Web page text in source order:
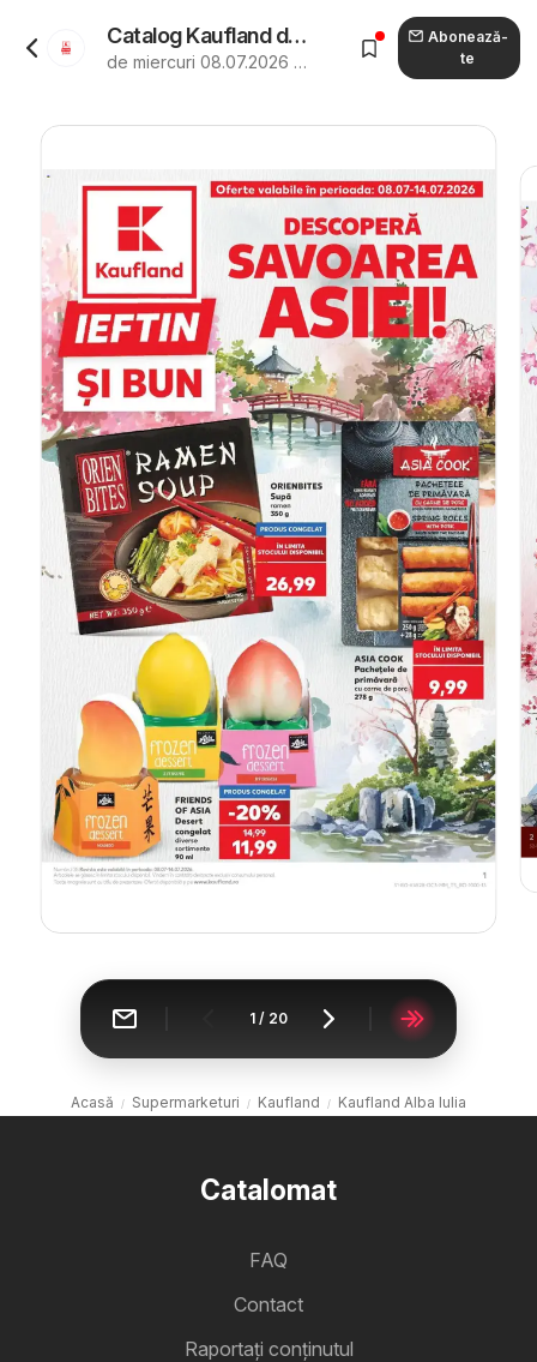
Catalog Kaufland de la 08.07.2026 - Revista "Kaufland Alba Iulia"
de miercuri 08.07.2026 până marți 14.07.2026
Abonează-
te
1 / 20
Acasă Supermarketuri Kaufland Kaufland Alba Iulia
Catalomat
FAQ
Contact
Raportați conținutul